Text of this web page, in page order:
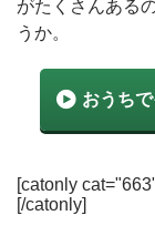
がたくさんある
うか。
おうち
[catonly
[/catonly]